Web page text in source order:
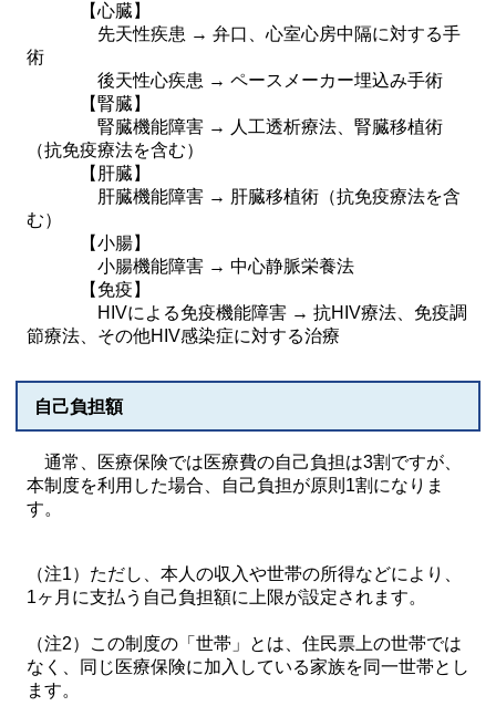
【心臓】
先天性疾患 → 弁口、心室心房中隔に対する手
術
後天性心疾患 → ペースメーカー埋込み手術
【腎臓】
腎臓機能障害 → 人工透析療法、腎臓移植術
（抗免疫療法を含む）
【肝臓】
肝臓機能障害 → 肝臓移植術（抗免疫療法を含
む）
【小腸】
小腸機能障害 → 中心静脈栄養法
【免疫】
HIVによる免疫機能障害 → 抗HIV療法、免疫調
節療法、その他HIV感染症に対する治療
自己負担額
通常、医療保険では医療費の自己負担は3割ですが、
本制度を利用した場合、自己負担が原則1割になりま
す。
（注1）ただし、本人の収入や世帯の所得などにより、
1ヶ月に支払う自己負担額に上限が設定されます。
（注2）この制度の「世帯」とは、住民票上の世帯では
なく、同じ医療保険に加入している家族を同一世帯とし
ます。